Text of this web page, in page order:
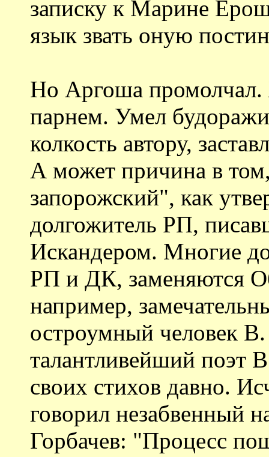
записку к Марине
язык звать оную
Но Аргоша
парнем. Умел
колкость автору,
А может причина в
запорожский", как
долгожитель РП,
Искандером. Многие
РП и ДК, заменяются
например,
остроумный человек
талантливейший поэт
своих стихов давно.
говорил незабвенный
Горбачев: "Процесс